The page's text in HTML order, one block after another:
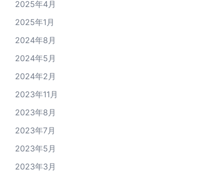
2025年4月
2025年1月
2024年8月
2024年5月
2024年2月
2023年11月
2023年8月
2023年7月
2023年5月
2023年3月